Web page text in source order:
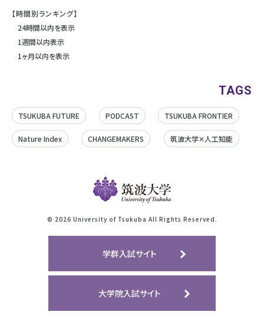
【時間別ランキング】
24時間以内を表示
1週間以内表示
1ヶ月以内を表示
TAGS
TSUKUBA FUTURE PODCAST TSUKUBA FRONTIER
Nature Index CHANGEMAKERS 筑波大学✕人工知能
© 2026 University of Tsukuba All Rights Reserved.
学群入試サイト
大学院入試サイト